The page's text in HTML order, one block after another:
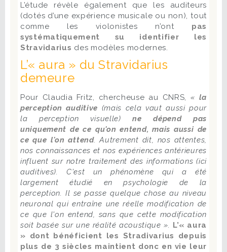
L’étude révèle également que les auditeurs
(dotés d’une expérience musicale ou non), tout
comme les violonistes n’ont pas
systématiquement su identifier les
Stravidarius des modèles modernes.
L’« aura » du Stravidarius
demeure
Pour Claudia Fritz, chercheuse au CNRS,« la
perception auditive (mais cela vaut aussi pour
la perception visuelle)ne dépend pas
uniquement de ce qu'on entend, mais aussi de
ce que l'on attend. Autrement dit, nos attentes,
nos connaissances et nos expériences antérieures
influent sur notre traitement des informations (ici
auditives). C'est un phénomène qui a été
largement étudié en psychologie de la
perception. Il se passe quelque chose au niveau
neuronal qui entraîne une réelle modification de
ce que l'on entend, sans que cette modification
soit basée sur une réalité acoustique ».
L’« aura
» dont bénéficient les Stradivarius depuis
plus de 3 siècles maintient donc en vie leur